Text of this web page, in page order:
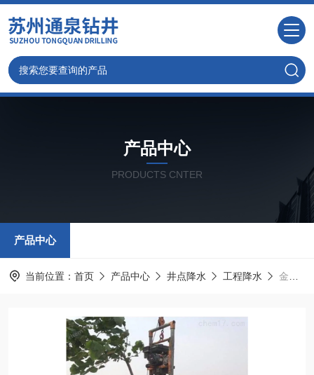
产品中心
PRODUCTS CNTER
产品中心
当前位置： 首页 产品中心 井点降水 工程降水 金坛井点降水、常州马路基坑轻型降水公司